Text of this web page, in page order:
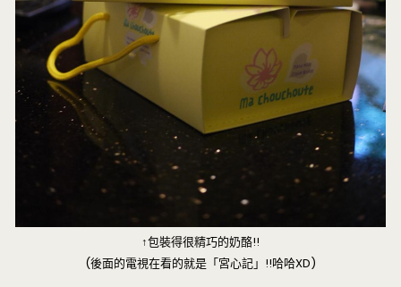
↑包裝得很精巧的奶酪!!
(後面的電視在看的就是「宮心記」!!哈哈XD)